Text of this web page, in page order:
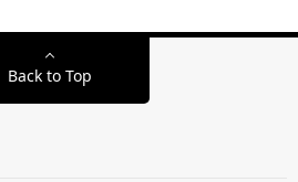
Back to Top